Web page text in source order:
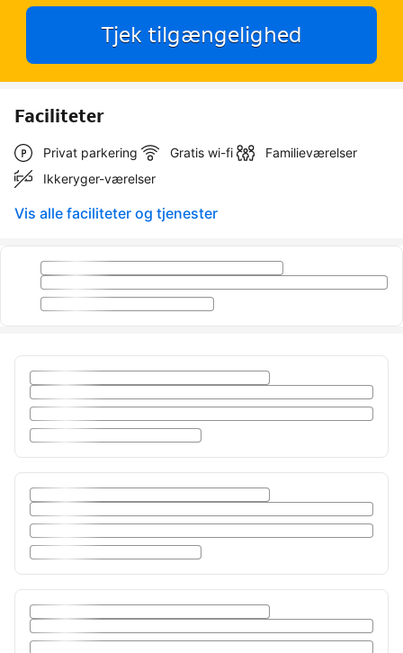
Tjek tilgængelighed
Faciliteter
Privat parkering Gratis wi-fi
Familieværelser
Ikkeryger-værelser
Vis alle faciliteter og tjenester